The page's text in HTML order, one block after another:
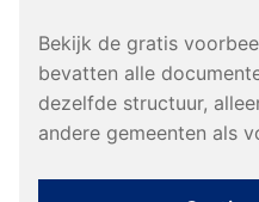
Bekijk de gratis
bevatten alle
dezelfde structuur,
andere gemeenten als